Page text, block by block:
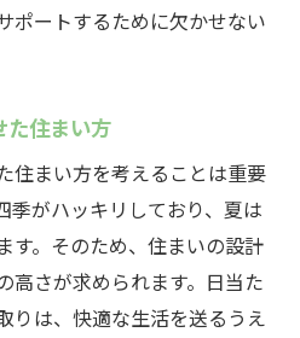
ポートするために欠かせない
た住まい方
住まい方を考えることは重要
季がハッキリしており、夏は
す。そのため、住まいの設計
高さが求められます。日当た
りは、快適な生活を送るうえ